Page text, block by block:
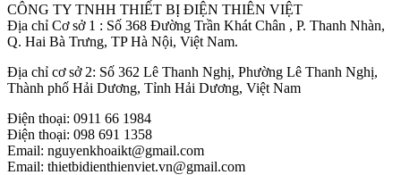
CÔNG TY TNHH THIẾT BỊ ĐIỆN THIÊN VIỆT
Địa chỉ Cơ sở 1 : Số 368 Đường Trần Khát Chân , P. Thanh Nhàn,
Q. Hai Bà Trưng, TP Hà Nội, Việt Nam.
Địa chỉ cơ sở 2: Số 362 Lê Thanh Nghị, Phường Lê Thanh Nghị,
Thành phố Hải Dương, Tỉnh Hải Dương, Việt Nam
Điện thoại: 0911 66 1984
Điện thoại: 098 691 1358
Email: nguyenkhoaikt@gmail.com
Email: thietbidienthienviet.vn@gmail.com